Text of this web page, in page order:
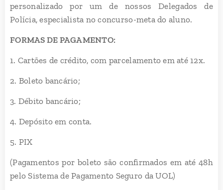
personalizado por um de nossos Delegados de
Polícia, especialista no concurso-meta do aluno.
FORMAS DE PAGAMENTO:
1. Cartões de crédito, com parcelamento em até 12x.
2. Boleto bancário;
3. Débito bancário;
4. Depósito em conta.
5. PIX
(Pagamentos por boleto são confirmados em até 48h
pelo Sistema de Pagamento Seguro da UOL)